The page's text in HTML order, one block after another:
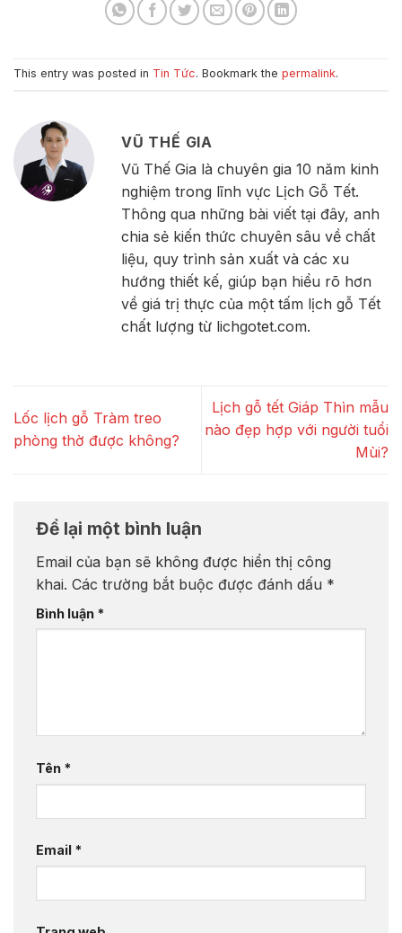
This entry was posted in Tin Tức. Bookmark the permalink.
VŨ THẾ GIA
Vũ Thế Gia là chuyên gia 10 năm kinh
nghiệm trong lĩnh vực Lịch Gỗ Tết.
Thông qua những bài viết tại đây, anh
chia sẻ kiến thức chuyên sâu về chất
liệu, quy trình sản xuất và các xu
hướng thiết kế, giúp bạn hiểu rõ hơn
về giá trị thực của một tấm lịch gỗ Tết
chất lượng từ lichgotet.com.
Lốc lịch gỗ Tràm treo
phòng thờ được không?
Lịch gỗ tết Giáp Thìn mẫu
nào đẹp hợp với người tuổi
Mùi?
Để lại một bình luận
Email của bạn sẽ không được hiển thị công
khai. Các trường bắt buộc được đánh dấu *
Bình luận *
Tên *
Email *